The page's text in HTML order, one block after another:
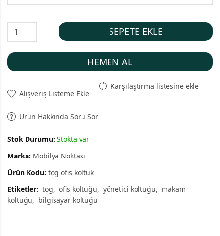
SEPETE EKLE
HEMEN AL
Alışveriş Listeme Ekle
Karşılaştırma listesine ekle
Ürün Hakkında Soru Sor
Stok Durumu: Stokta var
Marka: Mobilya Noktası
Ürün Kodu: tog ofis koltuk
Etiketler: tog ofis koltuğu yönetici koltuğu
makam
koltuğu
bilgisayar koltuğu